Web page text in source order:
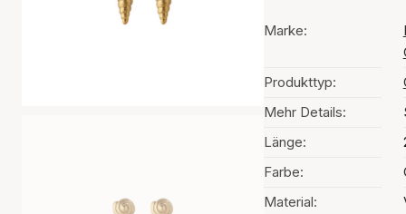
Marke:
Produkttyp:
Mehr Details:
Länge:
Farbe:
Material: